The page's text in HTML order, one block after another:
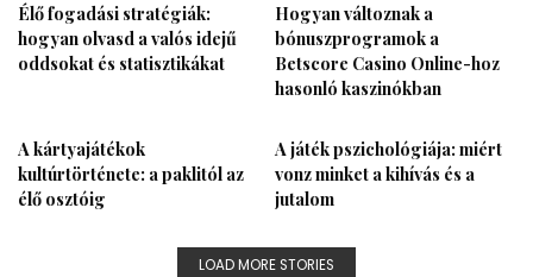
Élő fogadási stratégiák:
hogyan olvasd a valós idejű
oddsokat és statisztikákat
Hogyan változnak a
bónuszprogramok a
Betscore Casino Online-hoz
hasonló kaszinókban
A kártyajátékok
kultúrtörténete: a paklitól az
élő osztóig
A játék pszichológiája: miért
vonz minket a kihívás és a
jutalom
LOAD MORE STORIES